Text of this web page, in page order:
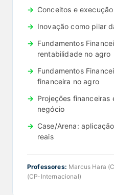
Conceitos e
Inovação como pilar
Fundamentos
rentabilidade no agro
Fundamentos
financeira no agro
Projeções financeiras
negócio
Case/Arena:
reais
Professores: Marcus Hara
(CP-Internacional)